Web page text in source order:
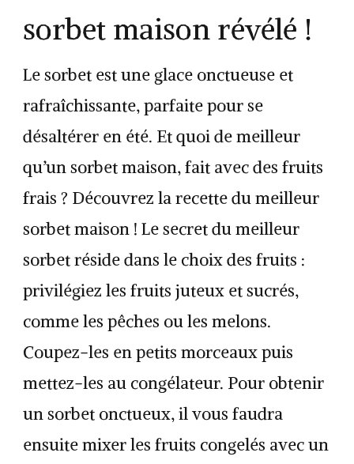
sorbet maison révélé !
Le sorbet est une glace onctueuse et
rafraîchissante, parfaite pour se
désaltérer en été. Et quoi de meilleur
qu’un sorbet maison, fait avec des fruits
frais ? Découvrez la recette du meilleur
sorbet maison ! Le secret du meilleur
sorbet réside dans le choix des fruits :
privilégiez les fruits juteux et sucrés,
comme les pêches ou les melons.
Coupez-les en petits morceaux puis
mettez-les au congélateur. Pour obtenir
un sorbet onctueux, il vous faudra
ensuite mixer les fruits congelés avec un